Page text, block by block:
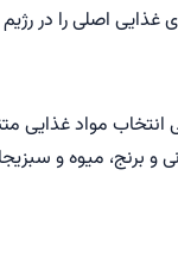
اصلی را در
مواد غذایی
و برنج، میوه و